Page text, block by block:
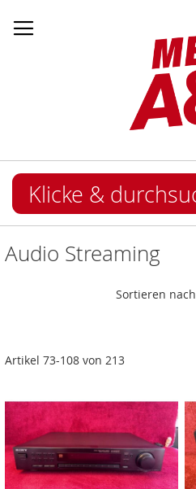
Audio Streaming
Artikel 73-108 von 213
Sortieren nach